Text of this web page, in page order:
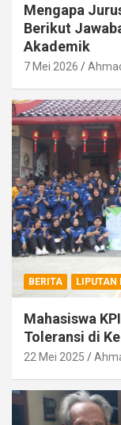
Mengapa
Berikut
Akademik
7 Mei 2026
BERITA LIPUTAN
Mahasiswa
Toleransi di
22 Mei 2025